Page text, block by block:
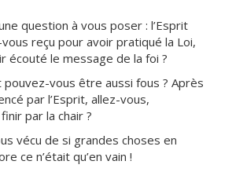
question à vous poser : l’Esprit
vous reçu pour avoir pratiqué la Loi,
écouté le message de la foi ?
pouvez-vous être aussi fous ? Après
par l’Esprit, allez-vous,
par la chair ?
vécu de si grandes choses en
ce n’était qu’en vain !